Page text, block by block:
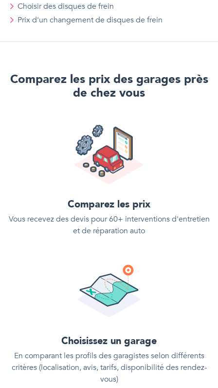
Choisir des disques de frein
Prix d'un changement de disques de frein
Comparez les prix des garages près
de chez vous
Comparez les prix
Vous recevez des devis pour 60+ interventions d'entretien
et de réparation auto
Choisissez un garage
En comparant les profils des garagistes selon différents
critères (localisation, avis, tarifs, disponibilité des rendez-
vous)